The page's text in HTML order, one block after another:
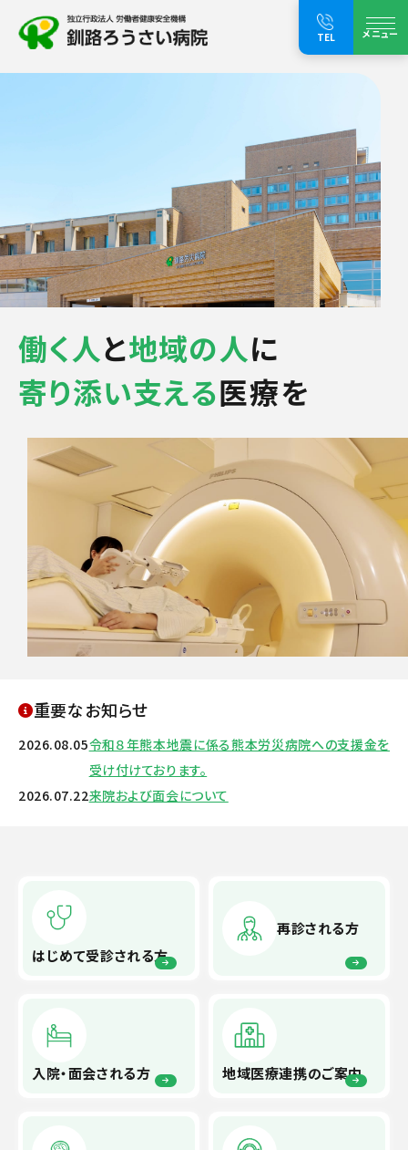
TEL メニュー
働く人と地域の人に
寄り添い支える医療を
重要なお知らせ
2026.08.05令和８年熊本地震に係る熊本労災病院への支援金を
受け付けております。
2026.07.22来院および面会について
はじめて受診される方
再診される方
入院・面会される方 地域医療連携のご案内